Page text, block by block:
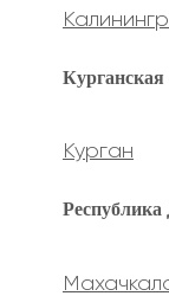
Курганская
Курган
Республика